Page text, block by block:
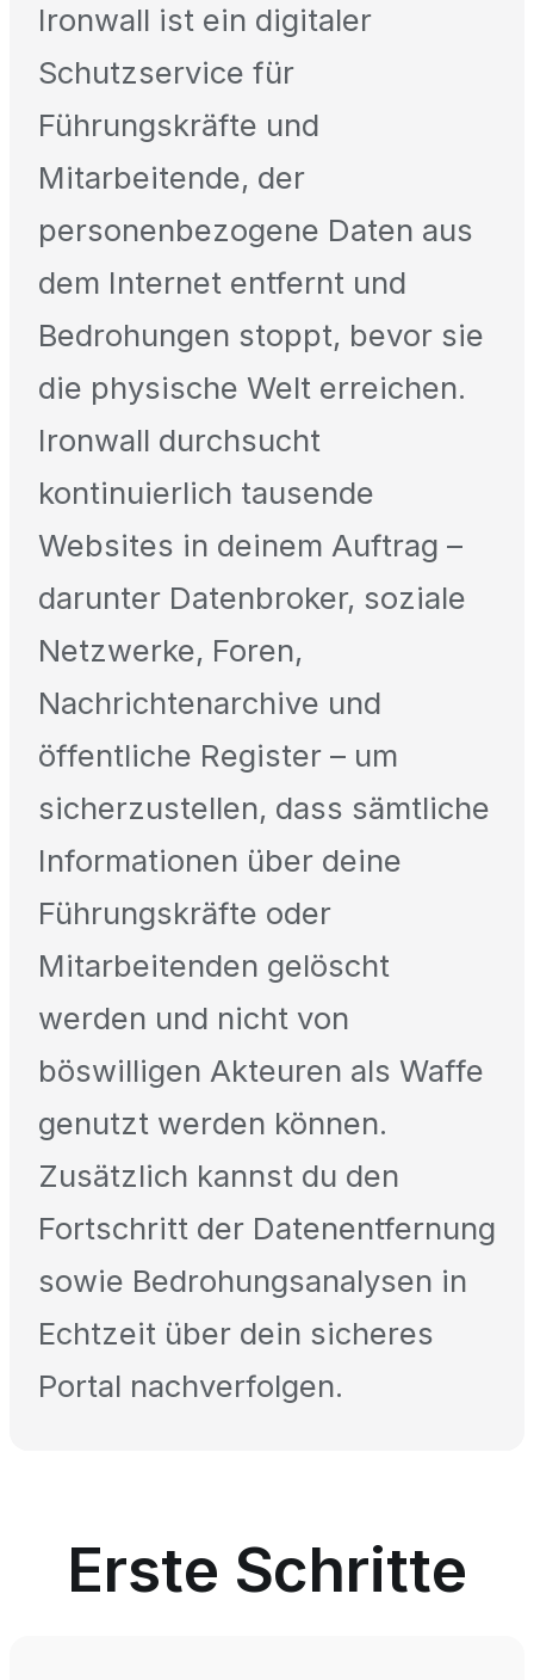
Ironwall ist ein digitaler
Schutzservice für
Führungskräfte und
Mitarbeitende, der
personenbezogene Daten aus
dem Internet entfernt und
Bedrohungen stoppt, bevor sie
die physische Welt erreichen.
Ironwall durchsucht
kontinuierlich tausende
Websites in deinem Auftrag –
darunter Datenbroker, soziale
Netzwerke, Foren,
Nachrichtenarchive und
öffentliche Register – um
sicherzustellen, dass sämtliche
Informationen über deine
Führungskräfte oder
Mitarbeitenden gelöscht
werden und nicht von
böswilligen Akteuren als Waffe
genutzt werden können.
Zusätzlich kannst du den
Fortschritt der Datenentfernung
sowie Bedrohungsanalysen in
Echtzeit über dein sicheres
Portal nachverfolgen.
Erste Schritte